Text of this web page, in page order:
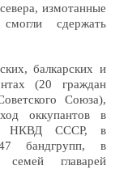
измотанные
сдержать
балкарских и
(20 граждан
Союза),
оккупантов в
НКВД СССР, в
47 бандгрупп, в
главарей